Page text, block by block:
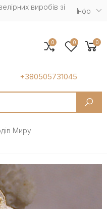
виробів зі
Iнфо
+380505731045
0 0 0
Миру